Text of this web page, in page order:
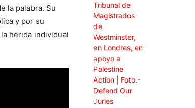
la palabra. Su
y por su
herida individual